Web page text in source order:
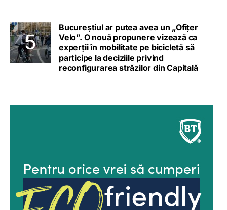
Bucureștiul ar putea avea un „Ofițer
Velo”. O nouă propunere vizează ca
experții în mobilitate pe bicicletă să
participe la deciziile privind
reconfigurarea străzilor din Capitală